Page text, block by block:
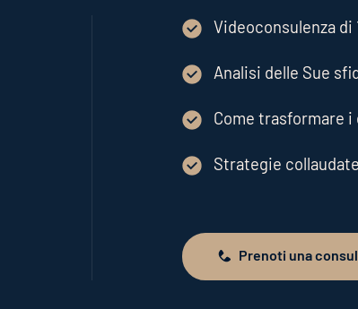
Videoconsulenza
Analisi delle Sue
Come trasformare
Strategie
Prenoti una consulenza
Prenoti una